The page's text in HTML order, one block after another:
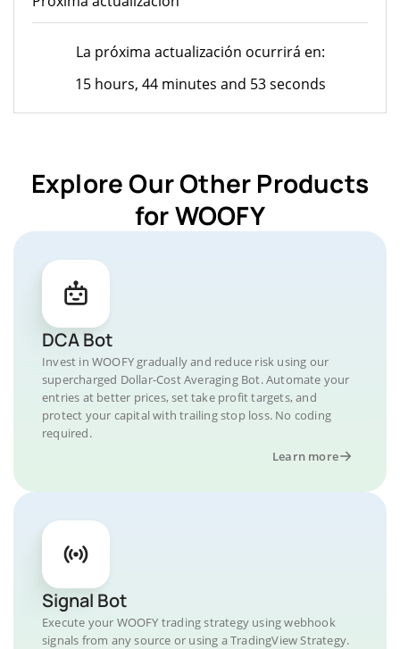
La próxima actualización ocurrirá en:
15 hours, 44 minutes and 53 seconds
Explore Our Other Products
for WOOFY
DCA Bot
Invest in WOOFY gradually and reduce risk using our
supercharged Dollar-Cost Averaging Bot. Automate your
entries at better prices, set take profit targets, and
protect your capital with trailing stop loss. No coding
required.
Learn more
Signal Bot
Execute your WOOFY trading strategy using webhook
signals from any source or using a TradingView Strategy.